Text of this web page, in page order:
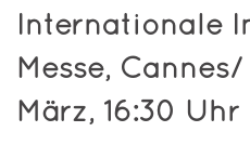
Internationale
Messe,
März, 16:30 Uhr